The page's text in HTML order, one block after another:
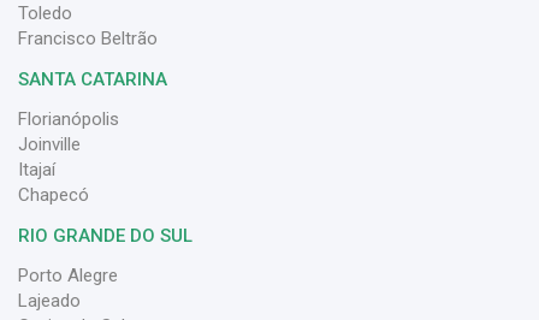
Toledo
Francisco Beltrão
SANTA CATARINA
Florianópolis
Joinville
Itajaí
Chapecó
RIO GRANDE DO SUL
Porto Alegre
Lajeado